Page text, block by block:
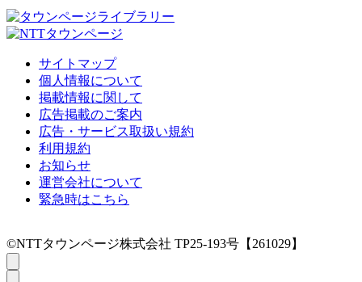
サイトマップ
個人情報について
掲載情報に関して
広告掲載のご案内
広告・サービス取扱い規約
利用規約
お知らせ
運営会社について
緊急時はこちら
©NTTタウンページ株式会社 TP25-193号【261029】